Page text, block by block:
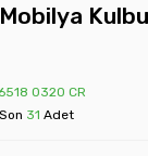
0320 CR
31 Adet